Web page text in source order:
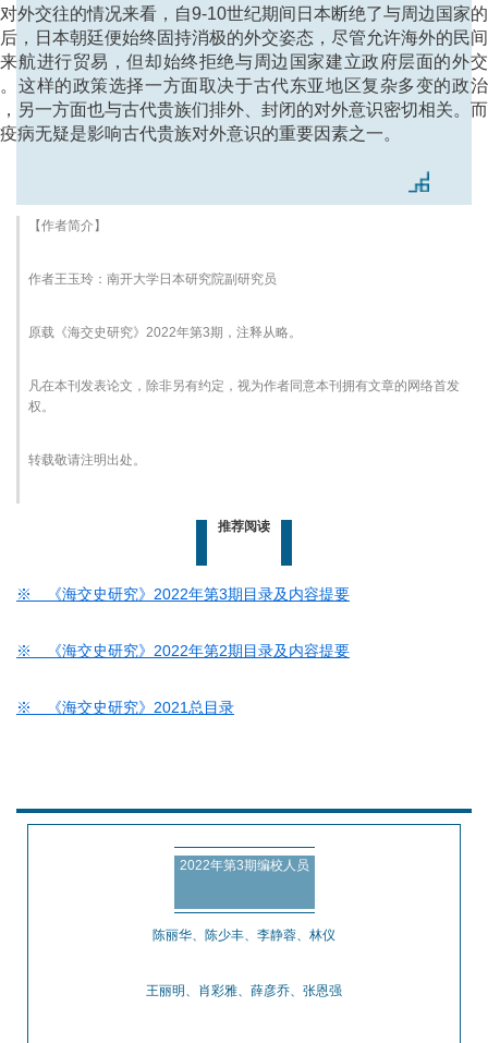
外交往的情况来看，自9-10世纪期间日本断绝了与周边国家
，日本朝廷便始终固持消极的外交姿态，尽管允许海外的民
航进行贸易，但却始终拒绝与周边国家建立政府层面的外
这样的政策选择一方面取决于古代东亚地区复杂多变的政
另一方面也与古代贵族们排外、封闭的对外意识密切相关。
病无疑是影响古代贵族对外意识的重要因素之一。
【作者简介】
作者王玉玲：南开大学日本研究院副研究员
原载《海交史研究》2022年第3期，注释从略。
凡在本刊发表论文，除非另有约定，视为作者同意本刊拥有文章的网络首发
权。
转载敬请注明出处。
推荐阅读
※ 《海交史研究》2022年第3期目录及内容提要
※ 《海交史研究》2022年第2期目录及内容提要
※ 《海交史研究》2021总目录
2022年第3期编校人员
陈丽华、陈少丰、李静蓉、林仪
王丽明、 肖彩雅、 薛彦乔、张恩强